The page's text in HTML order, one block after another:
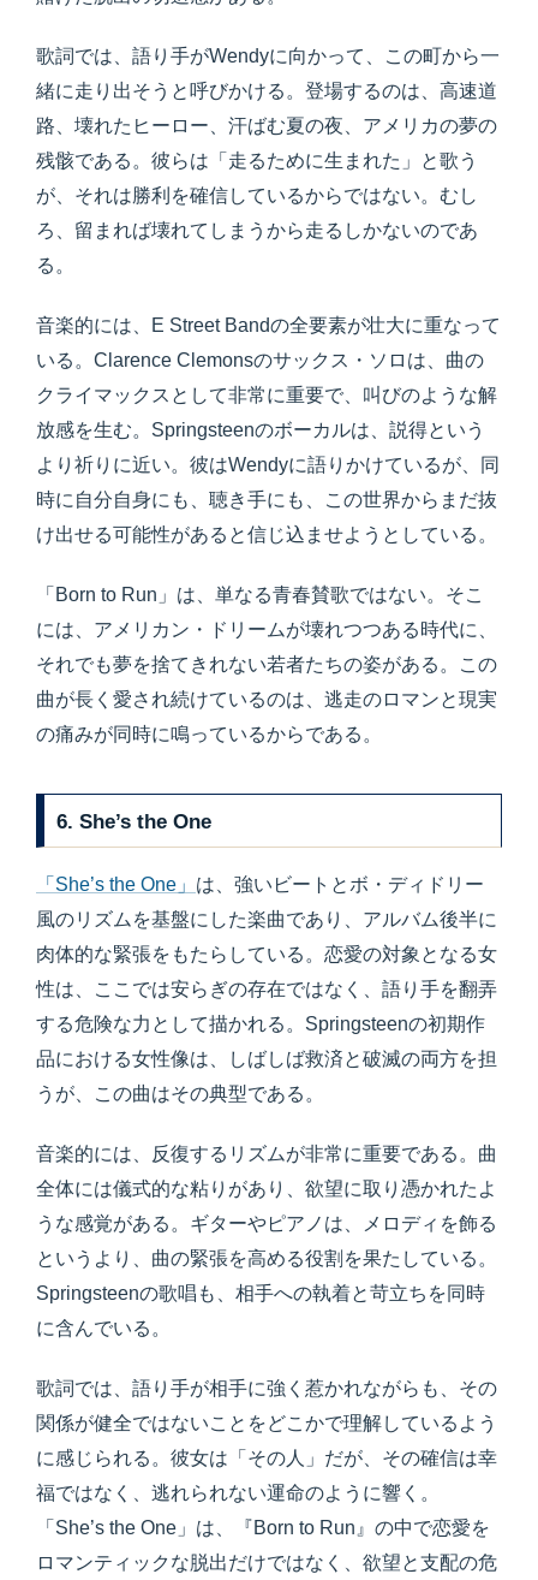
歌詞では、語り手がWendyに向かって、この町から一
緒に走り出そうと呼びかける。登場するのは、高速道
路、壊れたヒーロー、汗ばむ夏の夜、アメリカの夢の
残骸である。彼らは「走るために生まれた」と歌う
が、それは勝利を確信しているからではない。むし
ろ、留まれば壊れてしまうから走るしかないのであ
る。
音楽的には、E Street Bandの全要素が壮大に重なって
いる。Clarence Clemonsのサックス・ソロは、曲の
クライマックスとして非常に重要で、叫びのような解
放感を生む。Springsteenのボーカルは、説得という
より祈りに近い。彼はWendyに語りかけているが、同
時に自分自身にも、聴き手にも、この世界からまだ抜
け出せる可能性があると信じ込ませようとしている。
「Born to Run」は、単なる青春賛歌ではない。そこ
には、アメリカン・ドリームが壊れつつある時代に、
それでも夢を捨てきれない若者たちの姿がある。この
曲が長く愛され続けているのは、逃走のロマンと現実
の痛みが同時に鳴っているからである。
6. She’s the One
「She’s the One」 は、強いビートとボ・ディドリー
風のリズムを基盤にした楽曲であり、アルバム後半に
肉体的な緊張をもたらしている。恋愛の対象となる女
性は、ここでは安らぎの存在ではなく、語り手を翻弄
する危険な力として描かれる。Springsteenの初期作
品における女性像は、しばしば救済と破滅の両方を担
うが、この曲はその典型である。
音楽的には、反復するリズムが非常に重要である。曲
全体には儀式的な粘りがあり、欲望に取り憑かれたよ
うな感覚がある。ギターやピアノは、メロディを飾る
というより、曲の緊張を高める役割を果たしている。
Springsteenの歌唱も、相手への執着と苛立ちを同時
に含んでいる。
歌詞では、語り手が相手に強く惹かれながらも、その
関係が健全ではないことをどこかで理解しているよう
に感じられる。彼女は「その人」だが、その確信は幸
福ではなく、逃れられない運命のように響く。
「She’s the One」は、『Born to Run』の中で恋愛を
ロマンティックな脱出だけではなく、欲望と支配の危